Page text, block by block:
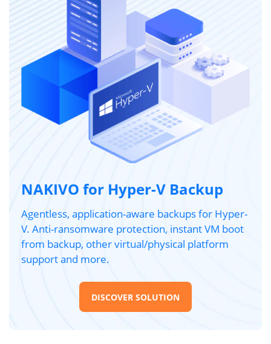
NAKIVO for Hyper-V Backup
Agentless, application-aware backups for Hyper-
V. Anti-ransomware protection, instant VM boot
from backup, other virtual/physical platform
support and more.
DISCOVER SOLUTION